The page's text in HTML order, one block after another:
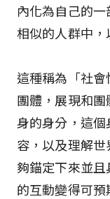
內化為自己的
相似的人群中，
這種稱為「社
團體，展現和
身的身分，這
容，以及理解
夠錨定下來並
的互動變得可